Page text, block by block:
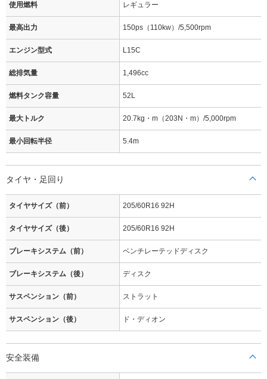
使用燃料 レギュラー
最高出力 150ps（110kw）/5,500rpm
エンジン型式 L15C
総排気量 1,496cc
燃料タンク容量 52L
最大トルク 20.7kg・m（203N・m）/5,000rpm
最小回転半径 5.4m
タイヤ・足回り
タイヤサイズ（前） 205/60R16 92H
タイヤサイズ（後） 205/60R16 92H
ブレーキシステム（前） ベンチレーテッドディスク
ブレーキシステム（後） ディスク
サスペンション（前） ストラット
サスペンション（後） ド・ディオン
安全装備